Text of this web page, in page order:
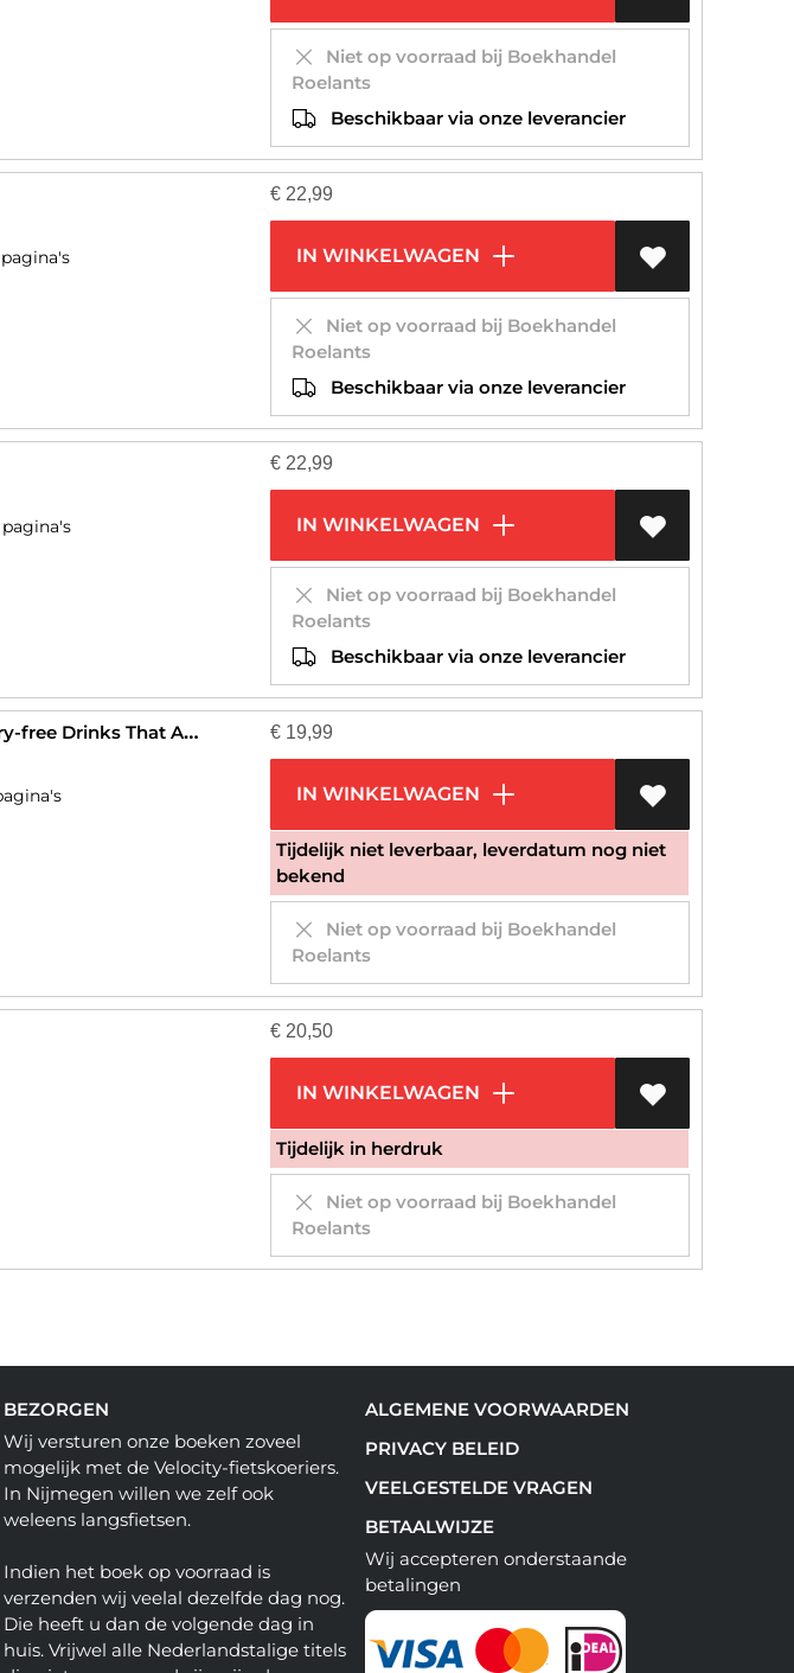
Niet op voorraad bij Boekhandel
Roelants
Beschikbaar via onze leverancier
€ 22,99
IN WINKELWAGEN
Niet op voorraad bij Boekhandel
Roelants
Beschikbaar via onze leverancier
pagina's
€ 22,99
IN WINKELWAGEN
Niet op voorraad bij Boekhandel
Roelants
Beschikbaar via onze leverancier
Plant Milk Power: Dairy-free Drinks That Are Good For Your Body And The Planet, From The Author Of Pasta Night And Good Mornings € 19,99
IN WINKELWAGEN
Tijdelijk niet leverbaar, leverdatum nog niet
bekend
Niet op voorraad bij Boekhandel
Roelants
€ 20,50
IN WINKELWAGEN
Tijdelijk in herdruk
Niet op voorraad bij Boekhandel
Roelants
BEZORGEN
Wij versturen onze boeken zoveel
mogelijk met de Velocity-fietskoeriers.
In Nijmegen willen we zelf ook
weleens langsfietsen.
Indien het boek op voorraad is
verzenden wij veelal dezelfde dag nog.
Die heeft u dan de volgende dag in
huis. Vrijwel alle Nederlandstalige titels
ALGEMENE VOORWAARDEN
PRIVACY BELEID
VEELGESTELDE VRAGEN
BETAALWIJZE
Wij accepteren onderstaande
betalingen